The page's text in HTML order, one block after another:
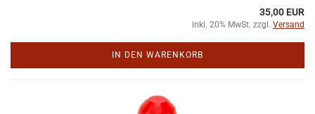
35,00 EUR
inkl. 20% MwSt. zzgl. Versand
IN DEN WARENKORB